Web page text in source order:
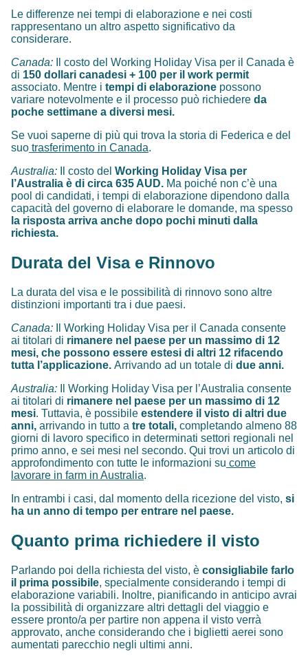
Le differenze nei tempi di elaborazione e nei costi
rappresentano un altro aspetto significativo da
considerare.
Canada: Il costo del Working Holiday Visa per il Canada è
di 150 dollari canadesi + 100 per il work permit
associato. Mentre i tempi di elaborazione possono
variare notevolmente e il processo può richiedere da
poche settimane a diversi mesi.
Se vuoi saperne di più qui trova la storia di Federica e del
suo trasferimento in Canada.
Australia: Il costo del Working Holiday Visa per
l’Australia è di circa 635 AUD. Ma poiché non c’è una
pool di candidati, i tempi di elaborazione dipendono dalla
capacità del governo di elaborare le domande, ma spesso
la risposta arriva anche dopo pochi minuti dalla
richiesta.
Durata del Visa e Rinnovo
La durata del visa e le possibilità di rinnovo sono altre
distinzioni importanti tra i due paesi.
Canada: Il Working Holiday Visa per il Canada consente
ai titolari di rimanere nel paese per un massimo di 12
mesi, che possono essere estesi di altri 12 rifacendo
tutta l’applicazione. Arrivando ad un totale di due anni.
Australia: Il Working Holiday Visa per l’Australia consente
ai titolari di rimanere nel paese per un massimo di 12
mesi. Tuttavia, è possibile estendere il visto di altri due
anni, arrivando in tutto a tre totali, completando almeno 88
giorni di lavoro specifico in determinati settori regionali nel
primo anno, e sei mesi nel secondo. Qui trovi un articolo di
approfondimento con tutte le informazioni su come
lavorare in farm in Australia.
In entrambi i casi, dal momento della ricezione del visto, si
ha un anno di tempo per entrare nel paese.
Quanto prima richiedere il visto
Parlando poi della richiesta del visto, è consigliabile farlo
il prima possibile, specialmente considerando i tempi di
elaborazione variabili. Inoltre, pianificando in anticipo avrai
la possibilità di organizzare altri dettagli del viaggio e
essere pronto/a per partire non appena il visto verrà
approvato, anche considerando che i biglietti aerei sono
aumentati parecchio negli ultimi anni.